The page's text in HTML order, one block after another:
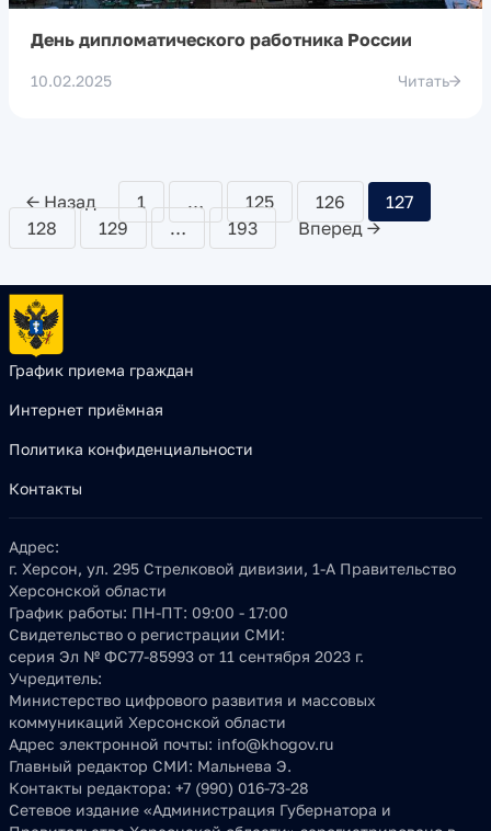
День дипломатического работника России
10.02.2025 Читать
← Назад 1 … 125 126
127
128
129 … 193 Вперед →
График приема граждан
Интернет приёмная
Политика конфиденциальности
Контакты
Адрес:
г. Херсон, ул. 295 Стрелковой дивизии, 1-А Правительство
Херсонской области
График работы: ПН-ПТ: 09:00 - 17:00
Свидетельство о регистрации СМИ:
серия Эл № ФС77-85993 от 11 сентября 2023 г.
Учредитель:
Министерство цифрового развития и массовых
коммуникаций Херсонской области
Адрес электронной почты: info@khogov.ru
Главный редактор СМИ: Мальнева Э.
Контакты редактора: +7 (990) 016-73-28
Сетевое издание «Администрация Губернатора и